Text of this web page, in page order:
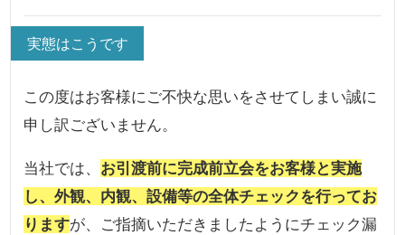
実態はこうです
この度はお客様にご不快な思いをさせてしまい誠に
申し訳ございません。
当社では、 お引渡前に完成前立会をお客様と実施
し、外観、内観、設備等の全体チェックを行ってお
りますが、ご指摘いただきましたようにチェック漏